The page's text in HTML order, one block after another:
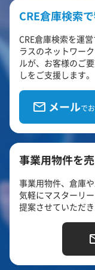
CRE倉庫検索
CRE倉庫検索を運
ラスのネットワー
ルが、お客様のご
しをご支援します。
メールで
事業用物件を
事業用物件、倉庫
気軽にマスターリ
提案させていただき